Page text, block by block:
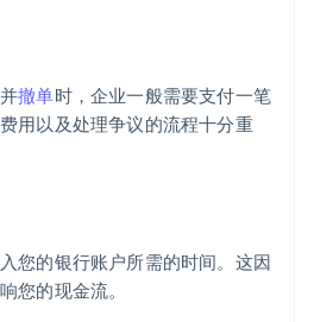
撤单时，企业一般需要支付一笔
用以及处理争议的流程十分重
您的银行账户所需的时间。这因
您的现金流。